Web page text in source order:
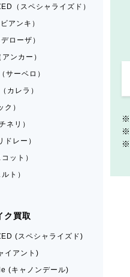
（スペシャライズド）
アンキ）
ローザ）
ンカー）
サーベロ）
カレラ）
ク）
ネリ）
ドレー）
ット）
ト）
ク買取
(スペシャライズド)
イアント)
(キャノンデール)